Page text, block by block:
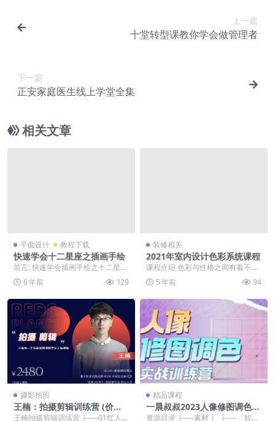
上一篇
十堂转型课教你学会做管理者
下一篇
正安家庭医生线上学堂全集
相关文章
平面设计 教程下载
快速学会十二星座之插画手绘
前言: 快速学会插画手绘之十二星
座，喜欢就下载吧。 正文: 十二星
座之插画手绘课...
6 年前 129
装修相关
2021年室内设计色彩系统课程
课程介绍 色彩与性格之间有着不可
言说的关联，我们会根据色彩喜好
来判断他人的性格，...
5 年前 94
摄影拍照
王楠：拍摄剪辑训练营 (价值2
480)
王楠拍摄剪辑训练营 ├──01红人星
精品课程
一晨叔叔2023人像修图调色实
战训练营
资源目录 ├──素材 | ├──「软件·